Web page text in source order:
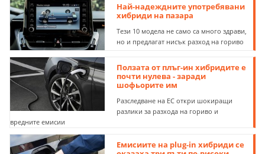
Най-надеждните употребявани
хибриди на пазара
Тези 10 модела не само са много здрави,
но и предлагат нисък разход на гориво
Ползата от плъг-ин хибридите е
почти нулева - заради
шофьорите им
Разследване на ЕС откри шокиращи
разлики за разхода на гориво и
вредните емисии
Емисиите на plug-in хибриди се